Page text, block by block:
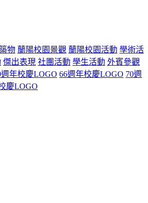
物 蘭陽校園景觀 蘭陽校園活動 學術活
傑出表現 社團活動 學生活動 外賓參觀
週年校慶LOGO 66週年校慶LOGO 70週
慶LOGO